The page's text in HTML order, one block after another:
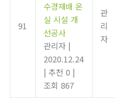
91
수경재배 온
실 시설 개
선공사
관리자 |
2020.12.24
| 추천 0 |
조회 867
관
리
자